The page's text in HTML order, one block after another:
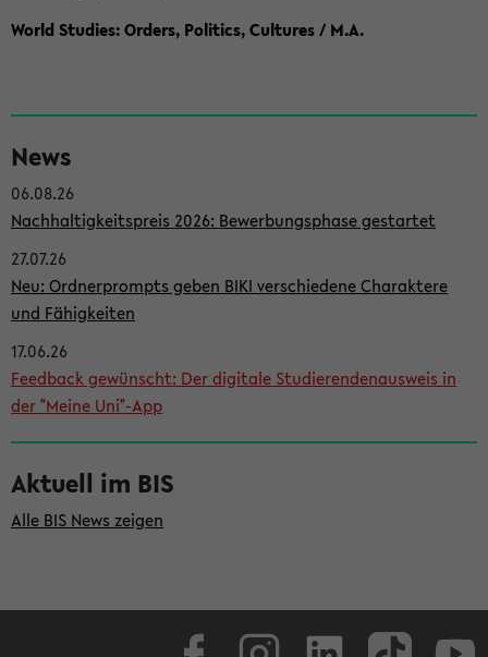
World Studies: Orders, Politics, Cultures / M.A.
e
i
t
e
n
l
e
i
s
t
e
News
06.08.26
Nachhaltigkeitspreis 2026: Bewerbungsphase gestartet
27.07.26
Neu: Ordnerprompts geben BIKI verschiedene Charaktere
und Fähigkeiten
17.06.26
Feedback gewünscht: Der digitale Studierendenausweis in
der "Meine Uni"-App
Aktuell im BIS
Alle BIS News zeigen